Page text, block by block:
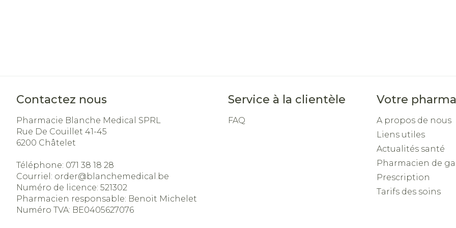
Contactez nous
Pharmacie Blanche Medical SPRL
Rue De Couillet 41-45
6200 Châtelet
Téléphone: 071 38 18 28
Courriel: order@blanchemedical.be
Numéro de licence: 521302
Pharmacien responsable: Benoit Michelet
Numéro TVA: BE0405627076
Service à la clientèle
FAQ
Votre
A propos de nous
Liens utiles
Actualités santé
Pharmacien de
Prescription
Tarifs des soins